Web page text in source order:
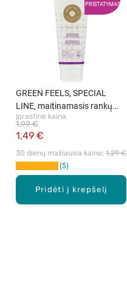
PRISTATYMAS
Pridėti į krepšelį
GREEN FEELS, SPECIAL
LINE, maitinamasis rankų
kremas su šilko ekstraktu, 75
ml.
Įprastinė kaina
1,49 €
1,99 €
30 dienų mažiausia kaina: 1,29 €
5